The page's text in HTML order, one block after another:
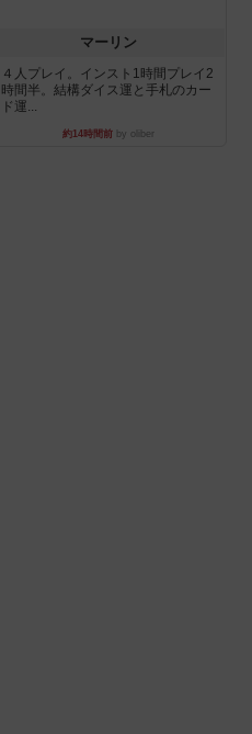
マーリン
４人プレイ。インスト1時間プレイ2
時間半。結構ダイス運と手札のカー
ド運...
約14時間前 by oliber